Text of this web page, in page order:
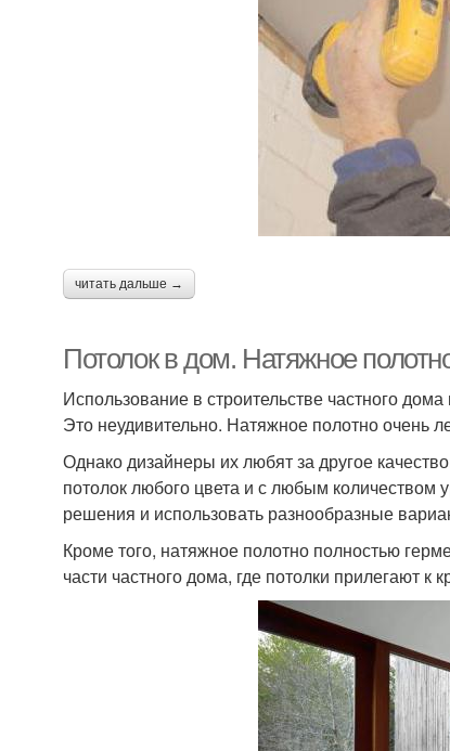
читать дальше →
Потолок в дом. Натяжное
Использование в строительстве частного
Это неудивительно. Натяжное полотно очень
Однако дизайнеры их любят за другое
потолок любого цвета и с любым
решения и использовать разнообразные
Кроме того, натяжное полотно полностью
части частного дома, где потолки прилегают